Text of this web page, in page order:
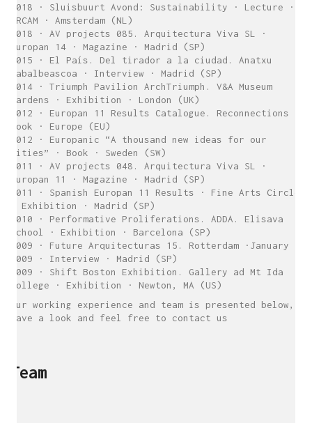
2018 · Sluisbuurt Avond: Sustainability · Lecture ·
ARCAM · Amsterdam (NL)
2018 · AV projects 085. Arquitectura Viva SL ·
Europan 14 · Magazine · Madrid (SP)
2015 · El País. Del tirador a la ciudad. Anatxu
Zabalbeascoa · Interview · Madrid (SP)
2014 · Triumph Pavilion ArchTriumph. V&A Museum
Gardens · Exhibition · London (UK)
2012 · Europan 11 Results Catalogue. Reconnections ·
Book · Europe (EU)
2012 · Europanic “A thousand new ideas for our
cities” · Book · Sweden (SW)
2011 · AV projects 048. Arquitectura Viva SL ·
Europan 11 · Magazine · Madrid (SP)
2011 · Spanish Europan 11 Results · Fine Arts Circle
· Exhibition · Madrid (SP)
2010 · Performative Proliferations. ADDA. Elisava
School · Exhibition · Barcelona (SP)
2009 · Future Arquitecturas 15. Rotterdam ·January
2009 · Interview · Madrid (SP)
2009 · Shift Boston Exhibition. Gallery ad Mt Ida
College · Exhibition · Newton, MA (US)
Our working experience and team is presented below,
have a look and feel free to contact us
Team